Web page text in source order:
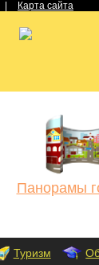
Карта сайта
Панорамы
Туризм